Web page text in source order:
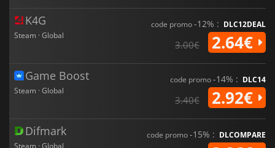
K4G
Steam · Global
code promo-12% : DLC12DEAL
3.00€ 2.64€
Game Boost
Steam · Global
code promo-14% : DLC14
3.40€ 2.92€
Difmark
Steam · Global
code promo-15% : DLCOMPARE